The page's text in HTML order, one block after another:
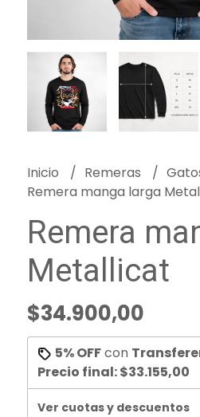
Inicio Remeras
Remera manga larga
Remera
Metallicat
$34.900,00
5% OFFcon
Precio final:$33.155,00
Ver cuotas y descuentos